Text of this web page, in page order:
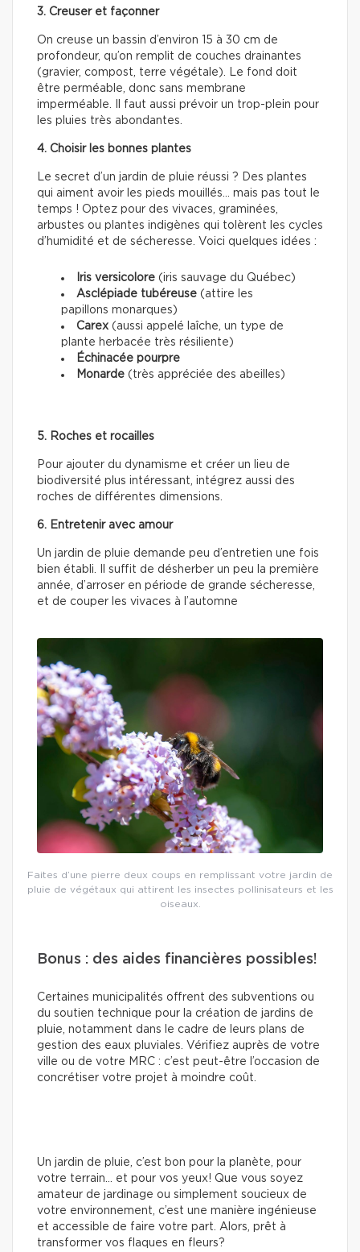
3. Creuser et façonner
On creuse un bassin d’environ 15 à 30 cm de
profondeur, qu’on remplit de couches drainantes
(gravier, compost, terre végétale). Le fond doit
être perméable, donc sans membrane
imperméable. Il faut aussi prévoir un trop-plein pour
les pluies très abondantes.
4. Choisir les bonnes plantes
Le secret d’un jardin de pluie réussi ? Des plantes
qui aiment avoir les pieds mouillés… mais pas tout le
temps ! Optez pour des vivaces, graminées,
arbustes ou plantes indigènes qui tolèrent les cycles
d’humidité et de sécheresse. Voici quelques idées :
Iris versicolore (iris sauvage du Québec)
Asclépiade tubéreuse (attire les
papillons monarques)
Carex (aussi appelé laîche, un type de
plante herbacée très résiliente)
Échinacée pourpre
Monarde (très appréciée des abeilles)
5. Roches et rocailles
Pour ajouter du dynamisme et créer un lieu de
biodiversité plus intéressant, intégrez aussi des
roches de différentes dimensions.
6. Entretenir avec amour
Un jardin de pluie demande peu d’entretien une fois
bien établi. Il suffit de désherber un peu la première
année, d’arroser en période de grande sécheresse,
et de couper les vivaces à l’automne
Faites d’une pierre deux coups en remplissant votre jardin de
pluie de végétaux qui attirent les insectes pollinisateurs et les
oiseaux.
Bonus : des aides financières possibles!
Certaines municipalités offrent des subventions ou
du soutien technique pour la création de jardins de
pluie, notamment dans le cadre de leurs plans de
gestion des eaux pluviales. Vérifiez auprès de votre
ville ou de votre MRC : c’est peut-être l’occasion de
concrétiser votre projet à moindre coût.
Un jardin de pluie, c’est bon pour la planète, pour
votre terrain… et pour vos yeux! Que vous soyez
amateur de jardinage ou simplement soucieux de
votre environnement, c’est une manière ingénieuse
et accessible de faire votre part. Alors, prêt à
transformer vos flaques en fleurs?